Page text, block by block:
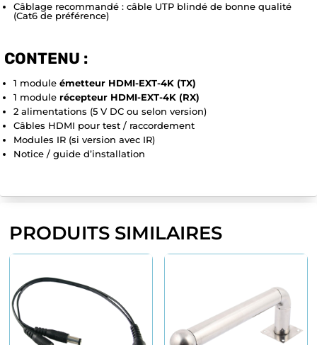
Câblage recommandé : câble UTP blindé de bonne qualité
(Cat6 de préférence)
CONTENU :
1 module émetteur HDMI-EXT-4K (TX)
1 module récepteur HDMI-EXT-4K (RX)
2 alimentations (5 V DC ou selon version)
Câbles HDMI pour test / raccordement
Modules IR (si version avec IR)
Notice / guide d’installation
PRODUITS SIMILAIRES